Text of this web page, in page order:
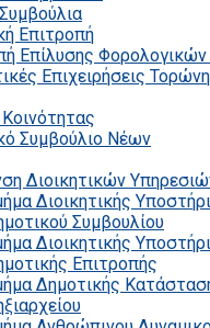
Επιτροπή
Επίλυσης
Επιχειρήσεις
Συμβούλιο Νέων
Διοικητικών
Διοικητικής
Συμβουλίου
Διοικητικής
Επιτροπής
Δημοτικής